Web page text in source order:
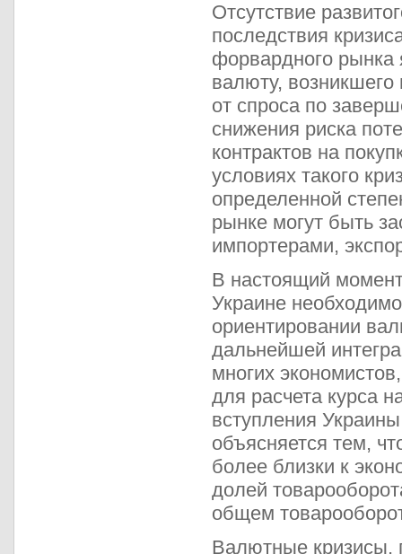
Отсутствие
последствия
форвардного рынка
валюту,
от спроса по
снижения риска
контрактов на
условиях такого
определенной
рынке могут быть
импортерами,
В настоящий
Украине
ориентировании
дальнейшей
многих
для расчета курса
вступления
объясняется тем,
более близки к
долей
общем
Валютные кризисы,